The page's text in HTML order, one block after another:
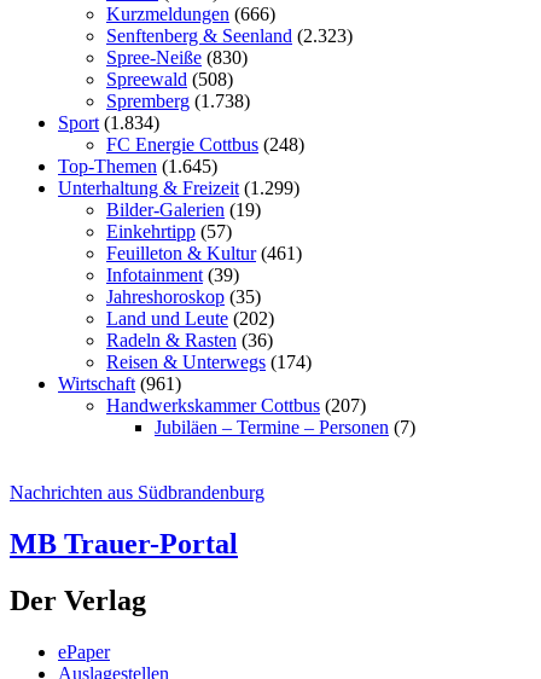
Kurzmeldungen (666)
Senftenberg & Seenland (2.323)
Spree-Neiße (830)
Spreewald (508)
Spremberg (1.738)
Sport (1.834)
FC Energie Cottbus (248)
Top-Themen (1.645)
Unterhaltung & Freizeit (1.299)
Bilder-Galerien (19)
Einkehrtipp (57)
Feuilleton & Kultur(461)
Infotainment (39)
Jahreshoroskop (35)
Land und Leute (202)
Radeln & Rasten (36)
Reisen & Unterwegs (174)
Wirtschaft (961)
Handwerkskammer Cottbus (207)
Jubiläen – Termine – Personen (7)
Nachrichten aus Südbrandenburg
MB Trauer-Portal
Der Verlag
ePaper
Auslagestellen